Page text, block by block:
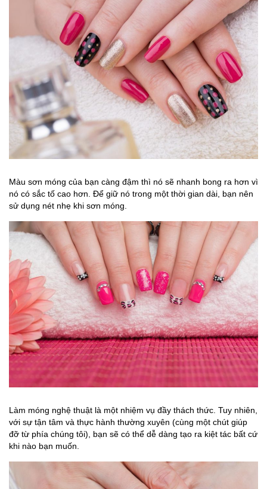
Màu sơn móng của bạn càng đậm thì nó sẽ nhanh bong ra hơn vì
nó có sắc tố cao hơn. Để giữ nó trong một thời gian dài, bạn nên
sử dụng nét nhẹ khi sơn móng.
Làm móng nghệ thuật là một nhiệm vụ đầy thách thức. Tuy nhiên,
với sự tận tâm và thực hành thường xuyên (cùng một chút giúp
đỡ từ phía chúng tôi), bạn sẽ có thể dễ dàng tạo ra kiệt tác bất cứ
khi nào bạn muốn.